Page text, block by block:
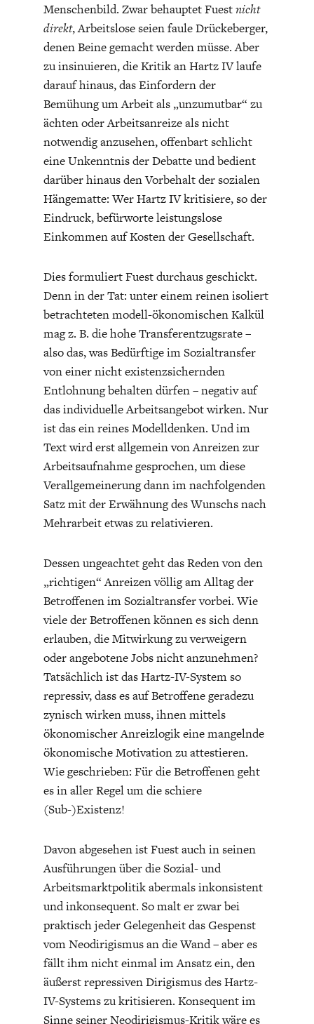
Menschenbild. Zwar behauptet Fuestnicht
direkt, Arbeitslose seien faule Drückeberger,
denen Beine gemacht werden müsse. Aber
zu insinuieren, die Kritik an Hartz IV laufe
darauf hinaus, das Einfordern der
Bemühung um Arbeit als „unzumutbar“ zu
ächten oder Arbeitsanreize als nicht
notwendig anzusehen, offenbart schlicht
eine Unkenntnis der Debatte und bedient
darüber hinaus den Vorbehalt der sozialen
Hängematte: Wer Hartz IV kritisiere, so der
Eindruck, befürworte leistungslose
Einkommen auf Kosten der Gesellschaft.
Dies formuliert Fuest durchaus geschickt.
Denn in der Tat: unter einem reinen isoliert
betrachteten modell-ökonomischen Kalkül
mag z. B. die hohe Transferentzugsrate –
also das, was Bedürftige im Sozialtransfer
von einer nicht existenzsichernden
Entlohnung behalten dürfen – negativ auf
das individuelle Arbeitsangebot wirken. Nur
ist das ein reines Modelldenken. Und im
Text wird erst allgemein von Anreizen zur
Arbeitsaufnahme gesprochen, um diese
Verallgemeinerung dann im nachfolgenden
Satz mit der Erwähnung des Wunschs nach
Mehrarbeit etwas zu relativieren.
Dessen ungeachtet geht das Reden von den
„richtigen“ Anreizen völlig am Alltag der
Betroffenen im Sozialtransfer vorbei. Wie
viele der Betroffenen können es sich denn
erlauben, die Mitwirkung zu verweigern
oder angebotene Jobs nicht anzunehmen?
Tatsächlich ist das Hartz-IV-System so
repressiv, dass es auf Betroffene geradezu
zynisch wirken muss, ihnen mittels
ökonomischer Anreizlogik eine mangelnde
ökonomische Motivation zu attestieren.
Wie geschrieben: Für die Betroffenen geht
es in aller Regel um die schiere
(Sub-)Existenz!
Davon abgesehen ist Fuest auch in seinen
Ausführungen über die Sozial- und
Arbeitsmarktpolitik abermals inkonsistent
und inkonsequent. So malt er zwar bei
praktisch jeder Gelegenheit das Gespenst
vom Neodirigismus an die Wand – aber es
fällt ihm nicht einmal im Ansatz ein, den
äußerst repressiven Dirigismus des Hartz-
IV-Systems zu kritisieren. Konsequent im
Sinne seiner Neodirigismus-Kritik wäre es